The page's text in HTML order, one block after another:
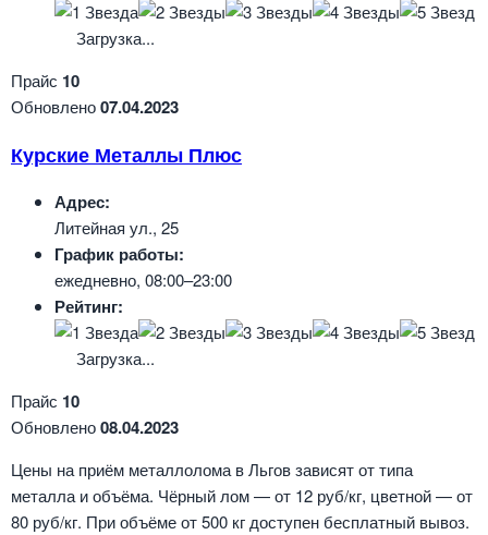
Загрузка...
Прайс 10
Обновлено07.04.2023
Курские Металлы Плюс
Адрес:
Литейная ул., 25
График работы:
ежедневно, 08:00–23:00
Рейтинг:
Загрузка...
Прайс 10
Обновлено08.04.2023
Цены на приём металлолома в Льгов зависят от типа
металла и объёма. Чёрный лом — от 12 руб/кг, цветной — от
80 руб/кг. При объёме от 500 кг доступен бесплатный вывоз.